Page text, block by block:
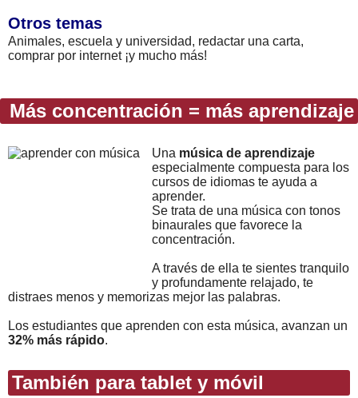
Otros temas
Animales, escuela y universidad, redactar una carta,
comprar por internet ¡y mucho más!
Más concentración = más aprendizaje
Una música de aprendizaje
especialmente compuesta para los
cursos de idiomas te ayuda a
aprender.
Se trata de una música con tonos
binaurales que favorece la
concentración.
A través de ella te sientes tranquilo
y profundamente relajado, te
distraes menos y memorizas mejor las palabras.
Los estudiantes que aprenden con esta música, avanzan un
32% más rápido.
También para tablet y móvil